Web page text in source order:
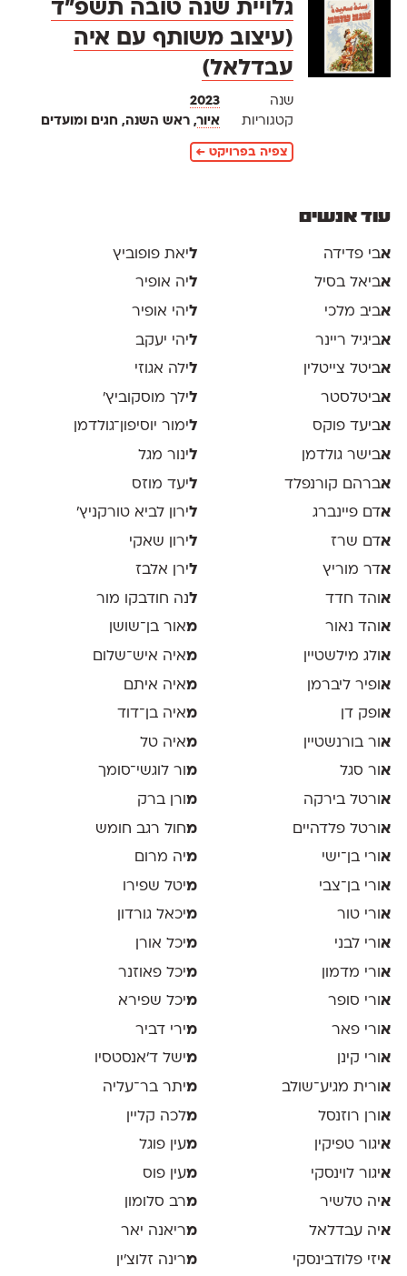
גלויית שנה טובה תשפ״ד
(עיצוב משותף עם איה
עבדלאל)
שנה
2023
קטגוריות
איור, ראש השנה, חגים ומועדים
צפיה בפרויקט ←
עוד אנשים
אבי פדידה
אביאל בסיל
אביב מלכי
אביגיל ריינר
אביטל צייטלין
אביטלסטר
אביעד פוקס
אבישר גולדמן
אברהם קורנפלד
אדם פיינברג
אדם שרז
אדר מוריץ
אוהד חדד
אוהד נאור
אולג מילשטיין
אופיר ליברמן
אופק דן
אור בורנשטיין
אור סגל
אורטל בירקה
אורטל פלדהיים
אורי בן־ישי
אורי בן־צבי
אורי טור
אורי לבני
אורי מדמון
אורי סופר
אורי פאר
אורי קינן
אורית מגיע־שולב
אורן רוזנסל
איגור טפיקין
איגור לוינסקי
איה טלשיר
איה עבדלאל
איזי פלודבינסקי
ליאת פופוביץ
ליה אופיר
ליהי אופיר
ליהי יעקב
לילה אגוזי
לילך מוסקוביץ'
לימור יוסיפון־גולדמן
לינור מגל
ליעד מוזס
לירון לביא טורקניץ׳
לירון שאקי
לירן אלבז
לנה חודבקו מור
מאור בן־שושן
מאיה איש־שלום
מאיה איתם
מאיה בן־דוד
מאיה טל
מור לוגשי־סומך
מ ורן ברק
מחול רגב חומש
מיה מרום
מיטל שפירו
מיכאל גורדון
מיכל אורן
מיכל פאוזנר
מיכל שפירא
מירי דביר
מישל ד׳אנסטסיו
מיתר בר־עליה
מלכה קליין
מעין פוגל
מעין פוס
מרב סלומון
מריאנה יאר
מרינה זלוצ׳ין